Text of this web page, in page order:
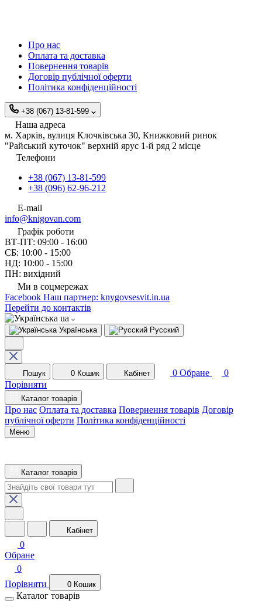
Про нас
Оплата та доставка
Повернення товарів
Договір публічної оферти
Політика конфіденційності
+38 (067) 13-81-599
Наша адреса
м. Харків, вулиця Клочківська 30, Книжковий ринок
"Райський куточок" верхній ярус 1-й ряд 2 місце
Телефони
+38 (067) 13-81-599
+38 (096) 62-96-212
E-mail
info@knigovan.com
Графік роботи
ВТ-ПТ: 09:00 - 16:00
СБ: 10:00 - 15:00
НД: 10:00 - 15:00
ПН: вихідний
Ми в соцмережах
Facebook Наш партнер: knygovsesvit.in.ua
Перейти до контактів
ua
Українська Русский
Пошук 0 Кошик Кабінет 0 Обране
0
Порівняти
Каталог товарів
Про нас Оплата та доставка Повернення товарів Договір
публічної оферти Політика конфіденційності
Меню
Каталог товарів
Кабінет
0
Обране
0
Порівняти
0 Кошик
Каталог товарів